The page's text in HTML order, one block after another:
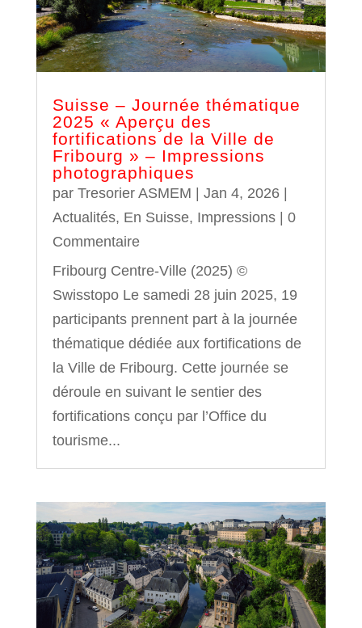
Suisse – Journée thématique
2025 « Aperçu des
fortifications de la Ville de
Fribourg » – Impressions
photographiques
par Tresorier ASMEM Jan 4, 2026|
Actualités, En Suisse, Impressions| 0
Commentaire
Fribourg Centre-Ville (2025) ©
Swisstopo Le samedi 28 juin 2025, 19
participants prennent part à la journée
thématique dédiée aux fortifications de
la Ville de Fribourg. Cette journée se
déroule en suivant le sentier des
fortifications conçu par l’Office du
tourisme...